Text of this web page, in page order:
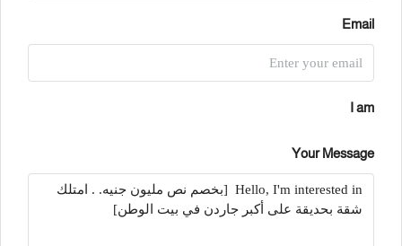
Email
I am
Your Message